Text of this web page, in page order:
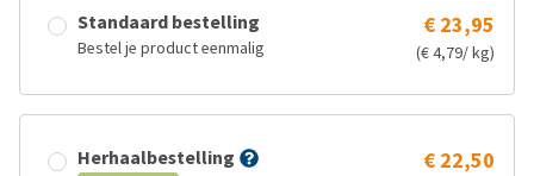
Standaard bestelling
Bestel je product eenmalig
€ 23,95
(€ 4,79/ kg)
Herhaalbestelling € 22,50